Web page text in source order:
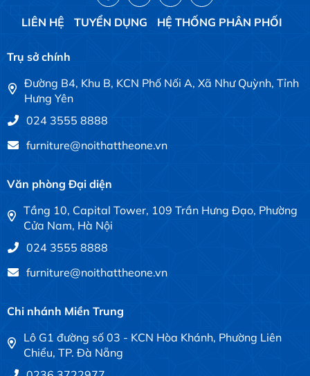
LIÊN HỆ TUYỂN DỤNG HỆ THỐNG PHÂN PHỐI
Trụ sở chính
Đường B4, Khu B, KCN Phố Nối A, Xã Như Quỳnh, Tỉnh
Hưng Yên
024 3555 8888
furniture@noithattheone.vn
Văn phòng Đại diện
Tầng 10, Capital Tower, 109 Trần Hưng Đạo, Phường
Cửa Nam, Hà Nội
024 3555 8888
furniture@noithattheone.vn
Chi nhánh Miền Trung
Lô G1 đường số 03 - KCN Hòa Khánh, Phường Liên
Chiểu, TP. Đà Nẵng